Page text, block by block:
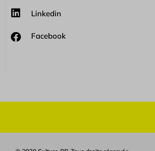
Linkedin
Facebook